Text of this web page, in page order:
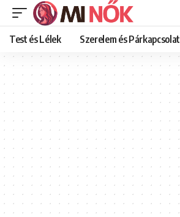
Test és Lélek Szerelem és Párkapcsolat